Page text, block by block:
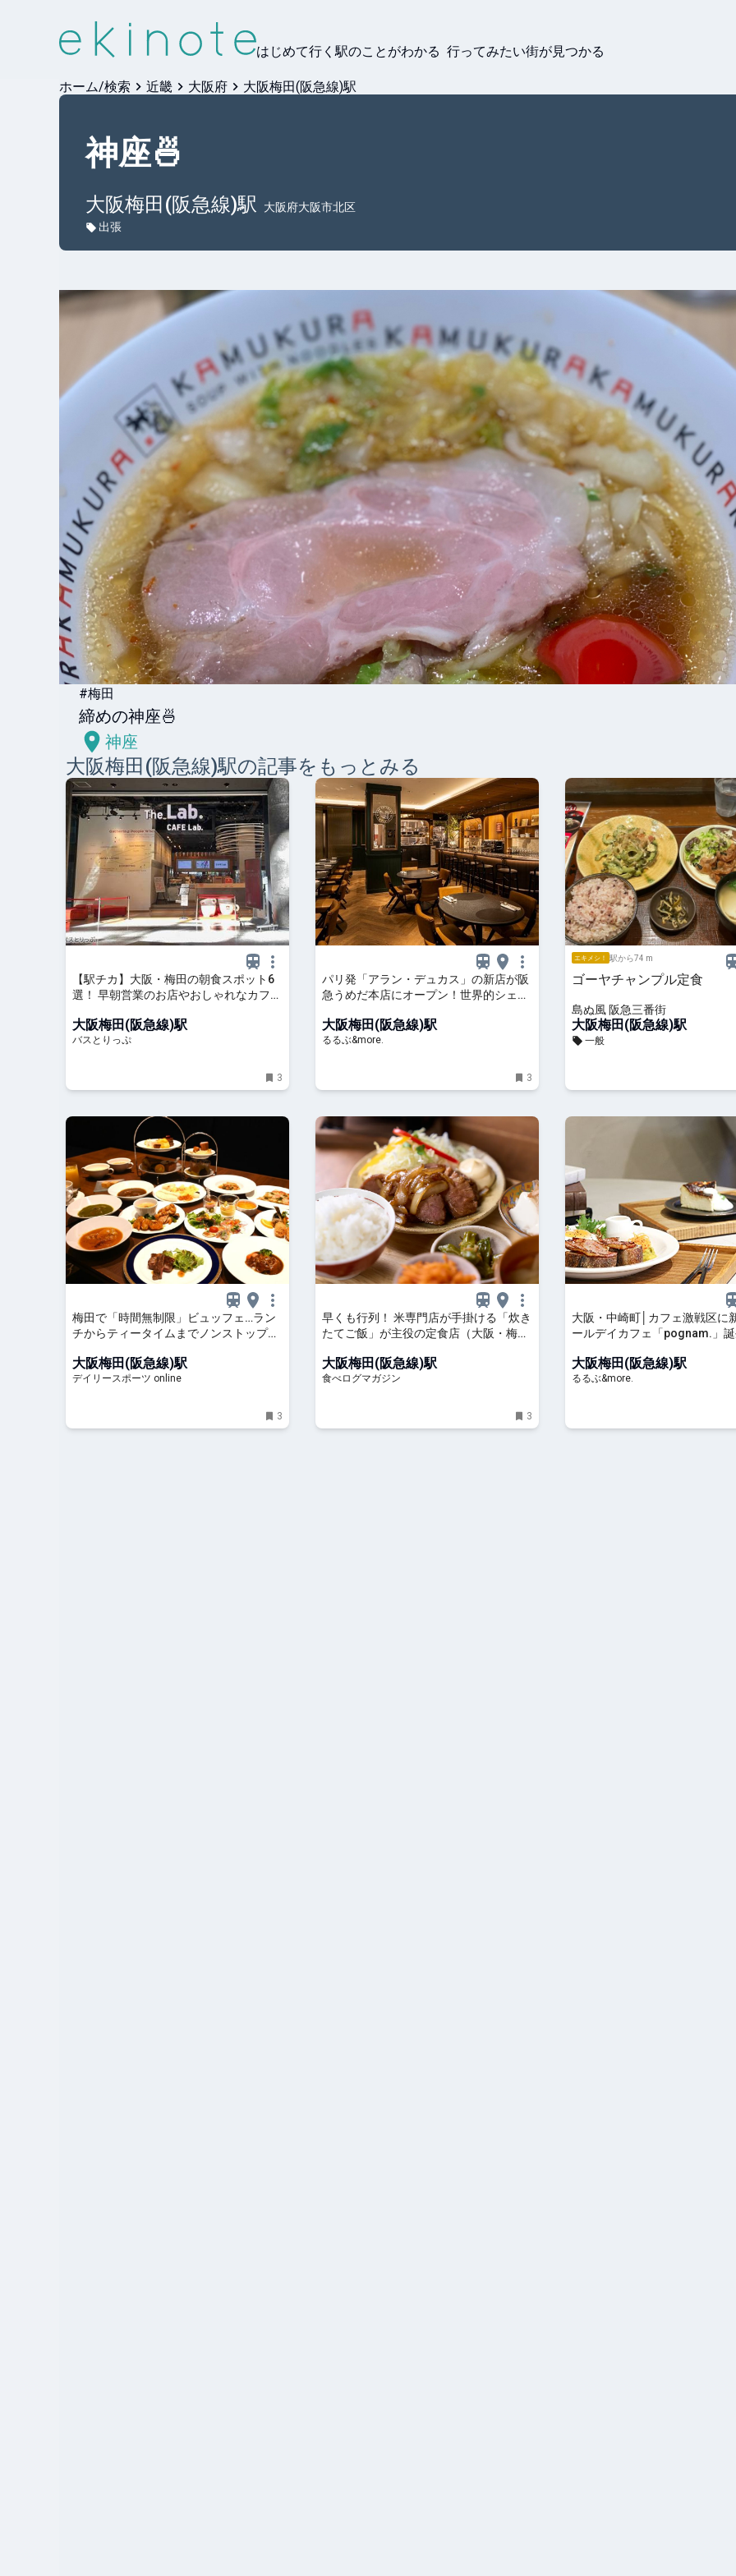
はじめて行く駅のことがわかる 行ってみたい街が見つかる
ホーム/検索 近畿 大阪府 大阪梅田(阪急線)駅
神座🍜
大阪梅田(阪急線)駅
大阪府大阪市北区
出張
#梅田
締めの神座🍜
神座
大阪梅田(阪急線)駅の記事をもっとみる
【駅チカ】大阪・梅田の朝食スポット6
選！ 早朝営業のお店やおしゃれなカフェ
大阪梅田(阪急線)駅
バスとりっぷ
3
パリ発「アラン・デュカス」の新店が阪
急うめだ本店にオープン！世界的シェフ
なサロン｜るるぶ&more.
大阪梅田(阪急線)駅
るるぶ&more.
3
エキメシ！ 駅から74 m
ゴーヤチャンプル定食
島ぬ風 阪急三番街
大阪梅田(阪急線)駅
一般
梅田で「時間無制限」ビュッフェ…ラン
チからティータイムまでノンストップで
大阪梅田(阪急線)駅
デイリースポーツ online
3
早くも行列！ 米専門店が手掛ける「炊き
たてご飯」が主役の定食店（大阪・梅
大阪梅田(阪急線)駅
食べログマガジン
3
大阪・中崎町│カフェ激戦区に
ールデイカフェ「pognam.」
ンサンドを｜るるぶ&more.
大阪梅田(阪急線)駅
るるぶ&more.